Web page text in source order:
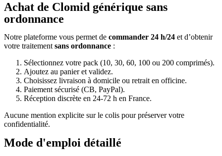
Achat de Clomid générique sans
ordonnance
Notre plateforme vous permet de commander 24 h/24 et d’obtenir
votre traitement sans ordonnance :
Sélectionnez votre pack (10, 30, 60, 100 ou 200 comprimés).
Ajoutez au panier et validez.
Choisissez livraison à domicile ou retrait en officine.
Paiement sécurisé (CB, PayPal).
Réception discrète en 24-72 h en France.
Aucune mention explicite sur le colis pour préserver votre
confidentialité.
Mode d'emploi détaillé